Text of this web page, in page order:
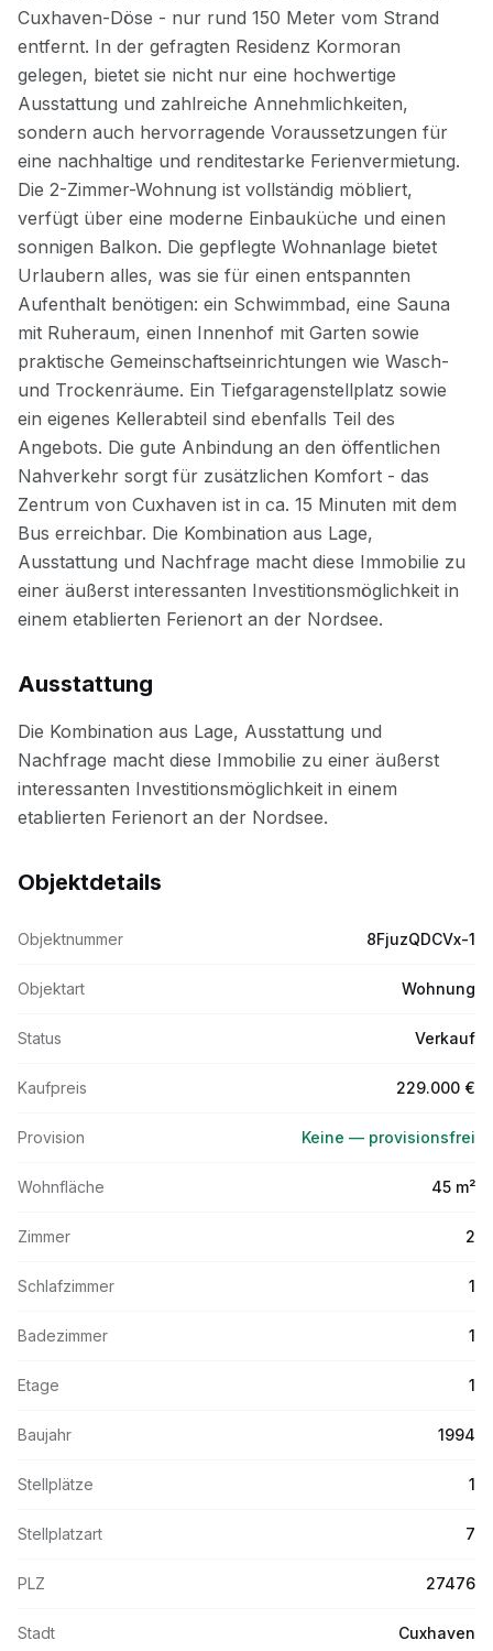
Ausstattung
Objektdetails
Objektnummer 8FjuzQDCVx-1
Objektart Wohnung
Status Verkauf
Kaufpreis 229.000 €
Provision Keine — provisionsfrei
Wohnfläche 45 m²
Zimmer 2
Schlafzimmer 1
Badezimmer 1
Etage 1
Baujahr 1994
Stellplätze 1
Stellplatzart 7
PLZ 27476
Stadt Cuxhaven